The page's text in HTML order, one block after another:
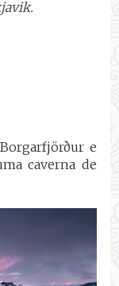
e
caverna de